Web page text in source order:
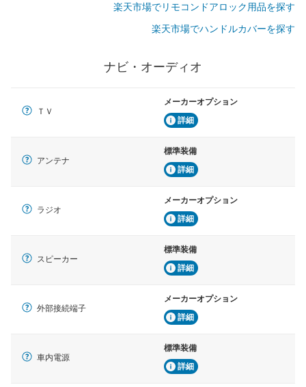
楽天市場でリモコンドアロック用品を探す
楽天市場でハンドルカバーを探す
ナビ・オーディオ
ＴＶ
メーカーオプション
詳細
アンテナ
標準装備
詳細
ラジオ
メーカーオプション
詳細
スピーカー
標準装備
詳細
外部接続端子
メーカーオプション
詳細
車内電源
標準装備
詳細